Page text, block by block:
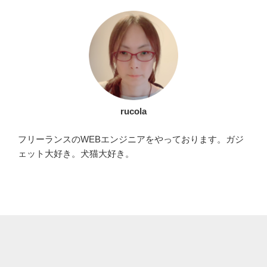
rucola
フリーランスのWEBエンジニアをやっております。ガジ
ェット大好き。犬猫大好き。